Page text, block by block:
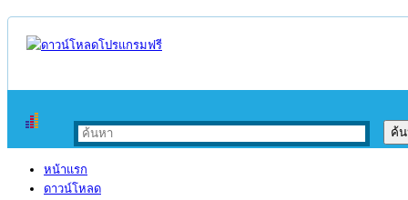
หน้าแรก
ดาวน์โหลด